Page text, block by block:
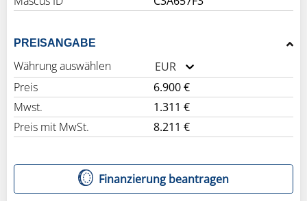
PREISANGABE
Währung auswählen
EUR
Preis
6.900 €
Mwst.
1.311 €
Preis mit MwSt.
8.211 €
Finanzierung beantragen